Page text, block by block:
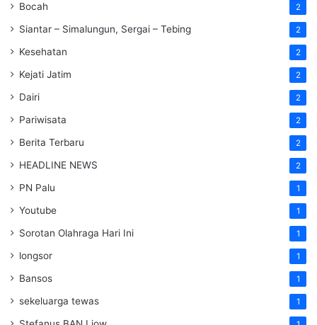
Bocah 2
Siantar – Simalungun, Sergai – Tebing 2
Kesehatan 2
Kejati Jatim 2
Dairi 2
Pariwisata 2
Berita Terbaru 2
HEADLINE NEWS 2
PN Palu 1
Youtube 1
Sorotan Olahraga Hari Ini 1
longsor 1
Bansos 1
sekeluarga tewas 1